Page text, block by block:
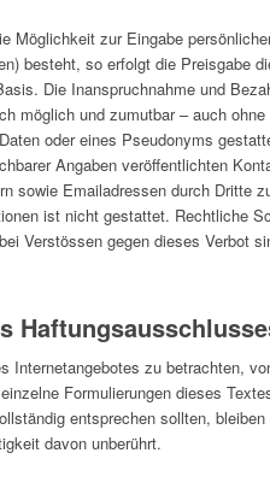
Möglichkeit zur Eingabe
besteht, so erfolgt die Preisgabe
Die Inanspruchnahme und
möglich und zumutbar – auch
oder eines Pseudonyms
Angaben veröffentlichten
sowie Emailadressen durch Dritte
ist nicht gestattet. Rechtliche
Verstössen gegen dieses Verbot
Internetangebotes zu betrachten,
Formulierungen dieses
entsprechen sollten, bleiben
davon unberührt.